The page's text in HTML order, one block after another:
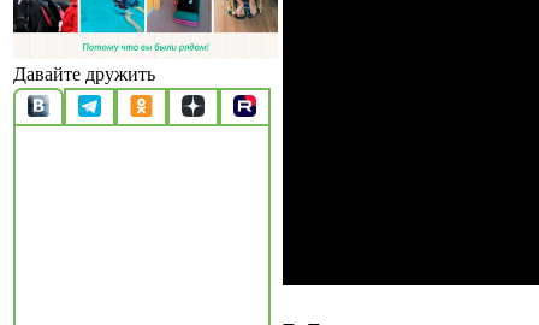
Давайте дружить